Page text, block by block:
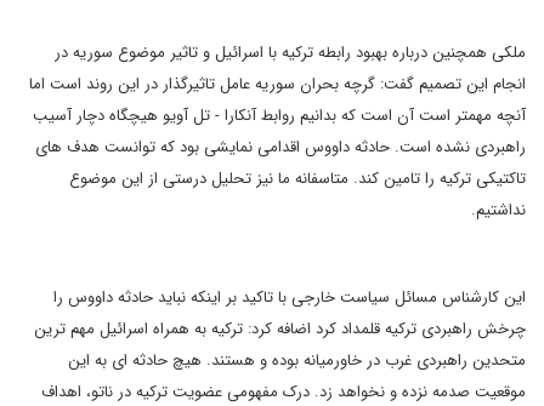
ملکی همچنین درباره بهبود رابطه ترکیه با اسرائیل و تاثیر موضوع سوریه در
انجام این تصمیم گفت: گرچه بحران سوریه عامل تاثیرگذار در این روند است اما
آنچه مهمتر است آن است که بدانیم روابط آنکارا - تل آویو هیچگاه دچار آسیب
راهبردی نشده است. حادثه داووس اقدامی نمایشی بود که توانست هدف های
تاکتیکی ترکیه را تامین کند. متاسفانه ما نیز تحلیل درستی از این موضوع
نداشتیم.
این کارشناس مسائل سیاست خارجی با تاکید بر اینکه نباید حادثه داووس را
چرخش راهبردی ترکیه قلمداد کرد اضافه کرد: ترکیه به همراه اسرائیل مهم ترین
متحدین راهبردی غرب در خاورمیانه بوده و هستند. هیچ حادثه ای به این
موقعیت صدمه نزده و نخواهد زد. درک مفهومی عضویت ترکیه در ناتو، اهداف